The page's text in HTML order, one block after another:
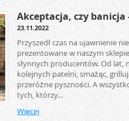
Akceptacja, czy
23.11.2022
Przyszedł czas na ujawnienie
prezentowane w naszym
słynnych producentów. Od lat,
kolejnych patelni, smażąc,
przeróżne pyszności. A
tych, którzy...
Więcej